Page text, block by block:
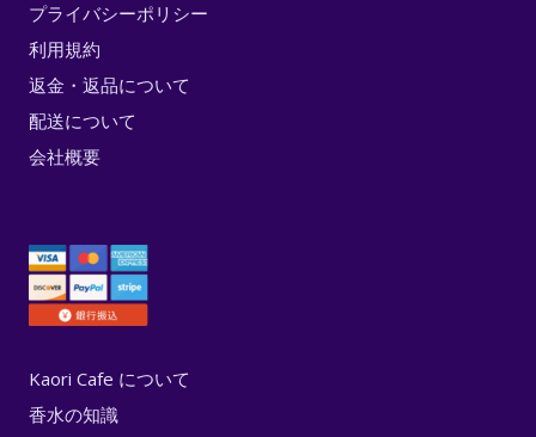
プライバシーポリシー
利用規約
返金・返品について
配送について
会社概要
Kaori Cafe について
香水の知識